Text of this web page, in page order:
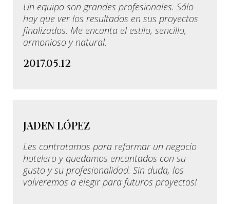
Un equipo son grandes profesionales. Sólo
hay que ver los resultados en sus proyectos
finalizados. Me encanta el estilo, sencillo,
armonioso y natural.
2017.05.12
JADEN LÓPEZ
Les contratamos para reformar un negocio
hotelero y quedamos encantados con su
gusto y su profesionalidad. Sin duda, los
volveremos a elegir para futuros proyectos!